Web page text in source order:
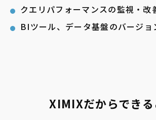
クエリパフォーマンスの監視・改
BIツール、データ基盤のバージョ
XIMIXだからできる